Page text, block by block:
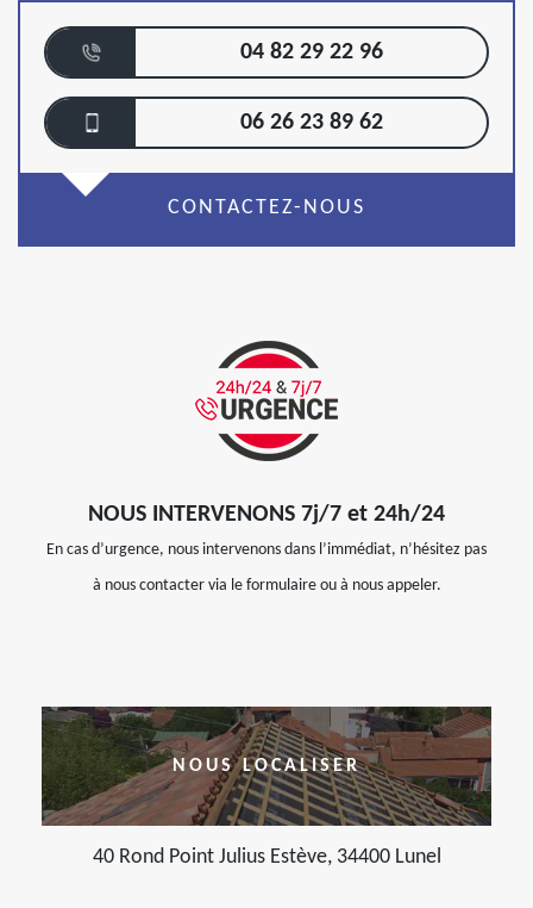
04 82 29 22 96
06 26 23 89 62
CONTACTEZ-NOUS
NOUS INTERVENONS 7j/7 et 24h/24
En cas d’urgence, nous intervenons dans l’immédiat, n’hésitez pas
à nous contacter via le formulaire ou à nous appeler.
NOUS LOCALISER
40 Rond Point Julius Estève, 34400 Lunel